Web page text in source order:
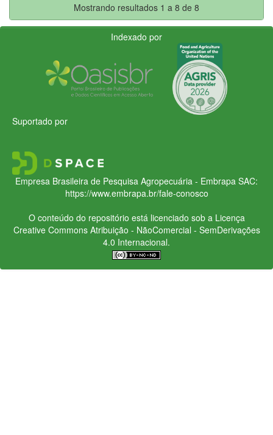
Mostrando resultados 1 a 8 de 8
Indexado por
Suportado por
Empresa Brasileira de Pesquisa Agropecuária - Embrapa SAC:
https://www.embrapa.br/fale-conosco
O conteúdo do repositório está licenciado sob a Licença
Creative CommonsAtribuição - NãoComercial - SemDerivações
4.0 Internacional.